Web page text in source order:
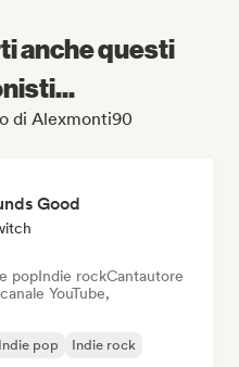
anche questi
di Alexmonti90
Good
popIndie rockCantautore
YouTube,
Indie pop
Indie rock